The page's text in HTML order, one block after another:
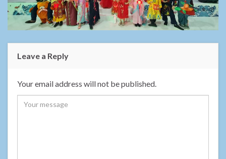
Leave a Reply
Your email address will not be published.